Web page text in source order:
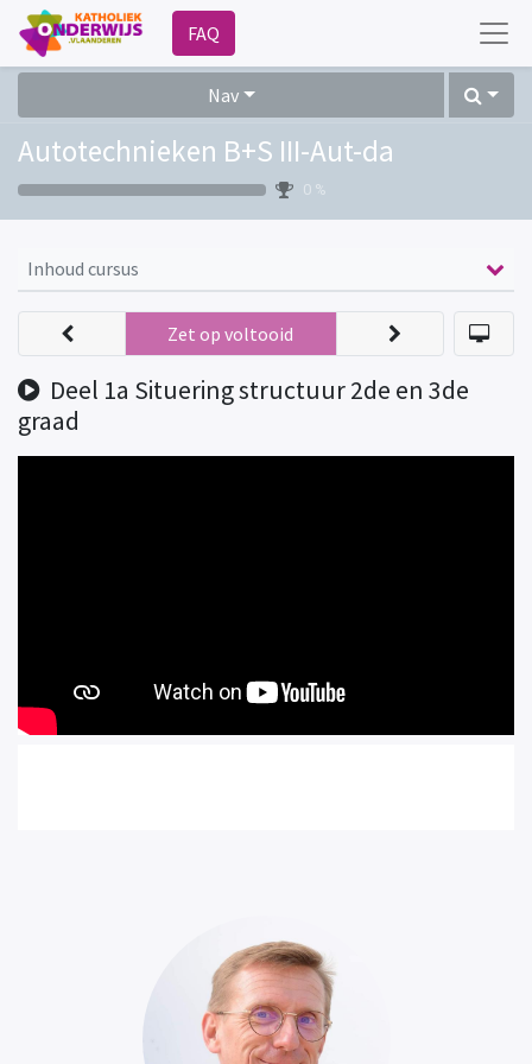
FAQ
Nav
Autotechnieken B+S III-Aut-da
0 %
Inhoud cursus
Deel 1a Situering structuur 2de en 3de
graad
Zet op voltooid